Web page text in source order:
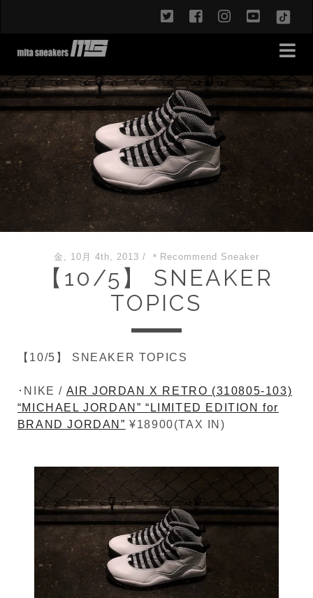
twitterfacebookinstagram
金, 10月 4th, 2013 / ＊Recommend Sneaker
【10/5】 SNEAKER
TOPICS
【10/5】 SNEAKER TOPICS
･NIKE / AIR JORDAN X RETRO (310805-103)
“MICHAEL JORDAN” “LIMITED EDITION for
BRAND JORDAN” ¥18900(TAX IN)